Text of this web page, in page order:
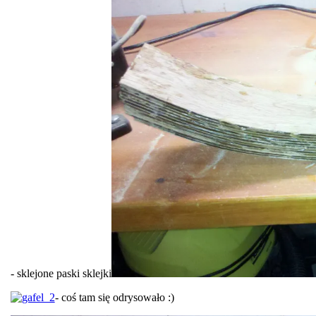
- sklejone paski sklejki
- coś tam się odrysowało :)